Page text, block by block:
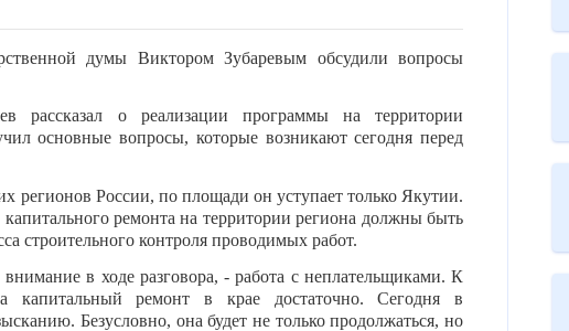
думы Виктором Зубаревым обсудили вопросы
рассказал о реализации программы на территории
основные вопросы, которые возникают сегодня перед
регионов России, по площади он уступает только Якутии.
ремонта на территории региона должны быть
строительного контроля проводимых работ.
в ходе разговора, - работа с неплательщиками. К
капитальный ремонт в крае достаточно. Сегодня в
Безусловно, она будет не только продолжаться, но